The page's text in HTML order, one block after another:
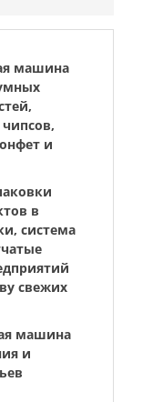
машина
и
в
система
свежих
машина
и